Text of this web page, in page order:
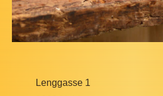
Lenggasse 1